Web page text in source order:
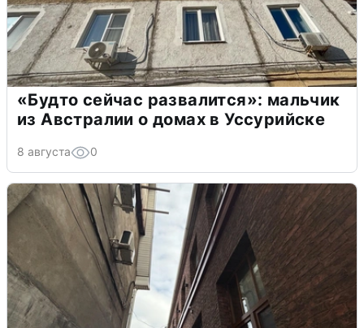
«Будто сейчас развалится»: мальчик
из Австралии о домах в Уссурийске
8 августа 0